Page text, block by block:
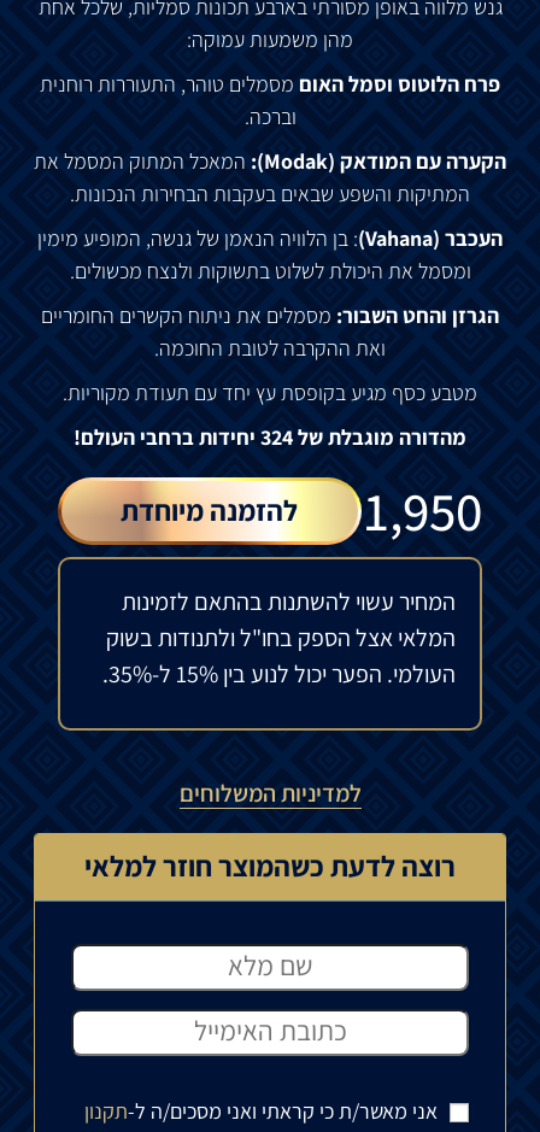
גנש מלווה באופן מסורתי בארבע תכונות סמליות, שלכל אחת
מהן משמעות עמוקה:
פרח הלוטוס וסמל האום מסמלים טוהר, התעוררות רוחנית
וברכה.
הקערה עם המודאק (Modak)
: המאכל המתוק המסמל את
המתיקות והשפע שבאים בעקבות הבחירות הנכונות.
העכבר (Vahana)
: בן הלוויה הנאמן של גנשה, המופיע מימין
ומסמל את היכולת לשלוט בתשוקות ולנצח מכשולים.
הגרזן והחט השבור: מסמלים את ניתוח הקשרים החומריים
ואת ההקרבה לטובת החוכמה.
מטבע כסף מגיע בקופסת עץ יחד עם תעודת מקוריות.
מהדורה מוגבלת של 324 יחידות ברחבי העולם!
1,950
₪ להזמנה מיוחדת
המחיר עשוי להשתנות בהתאם לזמינות
המלאי אצל הספק בחו"ל ולתנודות בשוק
העולמי. הפער יכול לנוע בין 15% ל-35%.
למדיניות המשלוחים
רוצה לדעת כשהמוצר חוזר למלאי
אני מאשר/ת כי קראתי ואני מסכים/ה ל-תקנון